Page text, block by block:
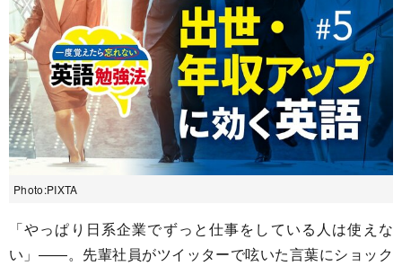
Photo:PIXTA
「やっぱり日系企業でずっと仕事をしている人は使えな
い」――。先輩社員がツイッターで呟いた言葉にショック